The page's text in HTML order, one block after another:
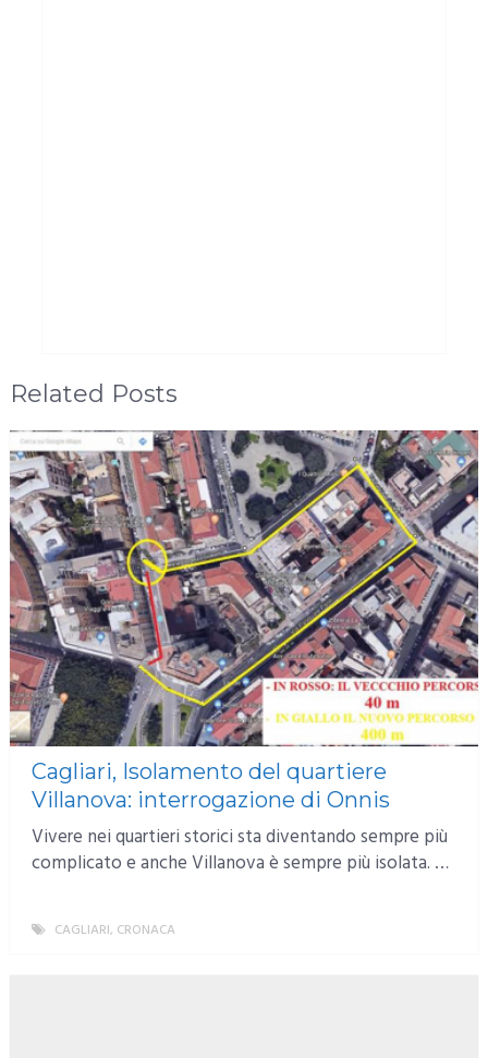
Related Posts
Cagliari, Isolamento del quartiere
Villanova: interrogazione di Onnis
Vivere nei quartieri storici sta diventando sempre più
complicato e anche Villanova è sempre più isolata. …
CAGLIARI, CRONACA